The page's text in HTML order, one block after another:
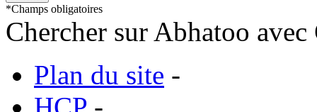
*Champs obligatoires
Chercher sur Abhatoo
Plan du site -